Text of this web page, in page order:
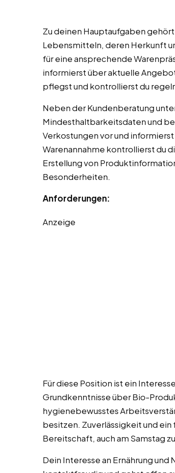
Zu deinen Hauptaufgaben
Lebensmitteln, deren Herkunft
für eine ansprechende
informierst über aktuelle
pflegst und kontrollierst du
Neben der Kundenberatung
Mindesthaltbarkeitsdaten und
Verkostungen vor und
Warenannahme kontrollierst du
Erstellung von
Besonderheiten.
Anforderungen:
Anzeige
Für diese Position ist ein
Grundkenntnisse über Bio-
hygienebewusstes
besitzen. Zuverlässigkeit und
Bereitschaft, auch am Samstag
Dein Interesse an Ernährung